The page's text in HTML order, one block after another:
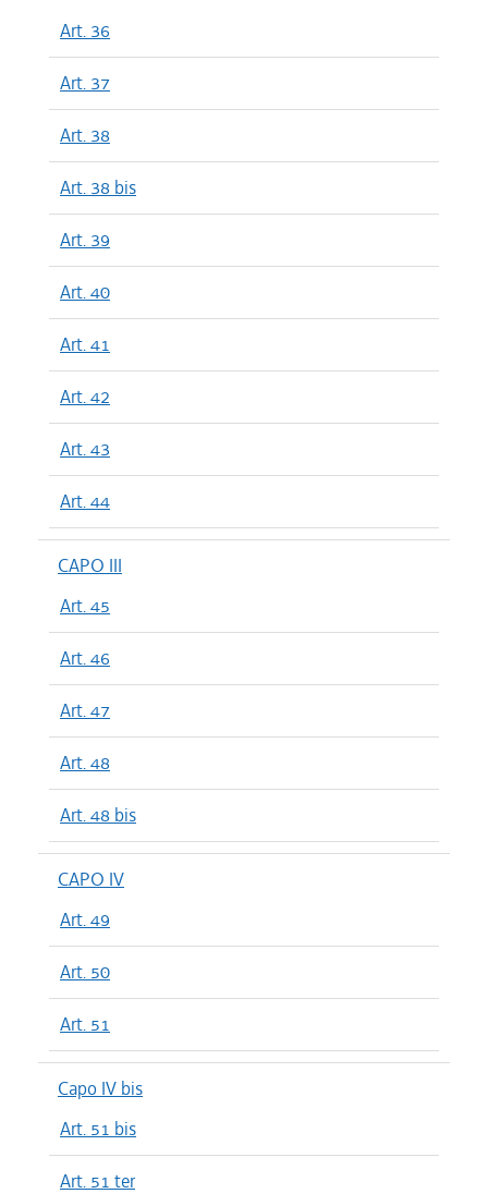
Art. 36
Art. 37
Art. 38
Art. 38 bis
Art. 39
Art. 40
Art. 41
Art. 42
Art. 43
Art. 44
CAPO III
Art. 45
Art. 46
Art. 47
Art. 48
Art. 48 bis
CAPO IV
Art. 49
Art. 50
Art. 51
Capo IV bis
Art. 51 bis
Art. 51 ter